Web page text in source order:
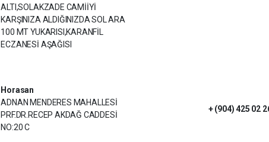
ALTI,SOLAKZADE CAMİİYİ
KARŞINIZA ALDIĞINIZDA SOL ARA
100 MT YUKARISI,KARANFİL
ECZANESİ AŞAĞISI
Horasan
ADNAN MENDERES MAHALLESİ
PRF.DR.RECEP AKDAĞ CADDESİ
NO:20 C
+ (904) 425 02